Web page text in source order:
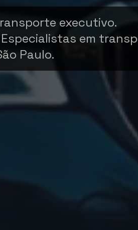
executivo.
em
Paulo.